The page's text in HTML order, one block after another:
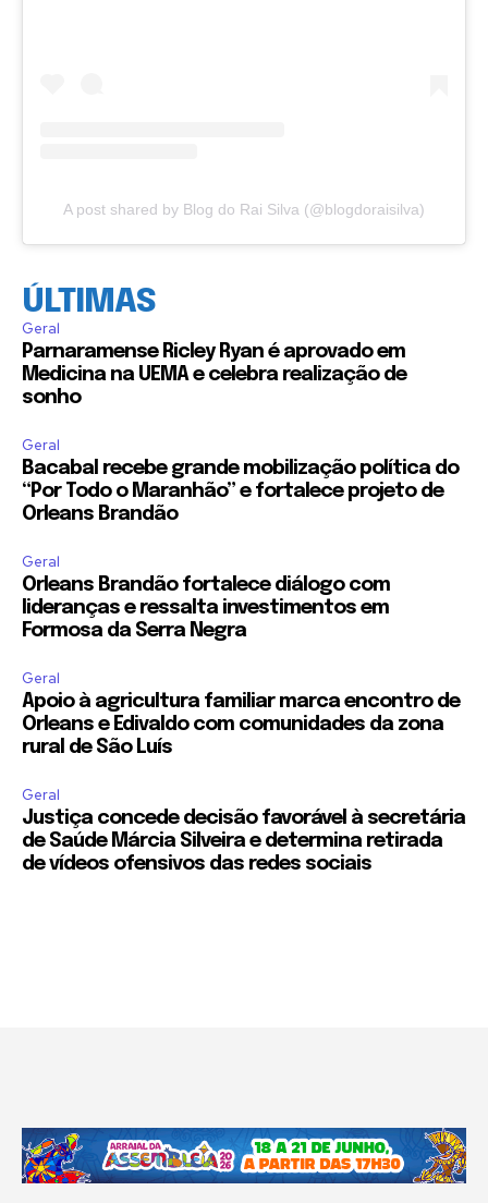
A post shared by Blog do Rai Silva (@blogdoraisilva)
ÚLTIMAS
Geral
Parnaramense Ricley Ryan é aprovado em
Medicina na UEMA e celebra realização de
sonho
Geral
Bacabal recebe grande mobilização política do
“Por Todo o Maranhão” e fortalece projeto de
Orleans Brandão
Geral
Orleans Brandão fortalece diálogo com
lideranças e ressalta investimentos em
Formosa da Serra Negra
Geral
Apoio à agricultura familiar marca encontro de
Orleans e Edivaldo com comunidades da zona
rural de São Luís
Geral
Justiça concede decisão favorável à secretária
de Saúde Márcia Silveira e determina retirada
de vídeos ofensivos das redes sociais